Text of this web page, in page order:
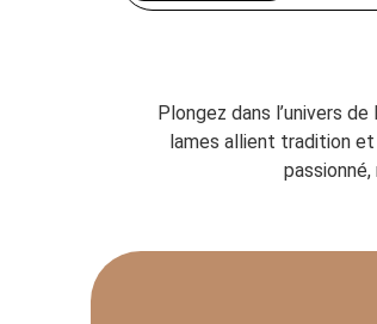
Plongez dans l’univers
lames allient tradition